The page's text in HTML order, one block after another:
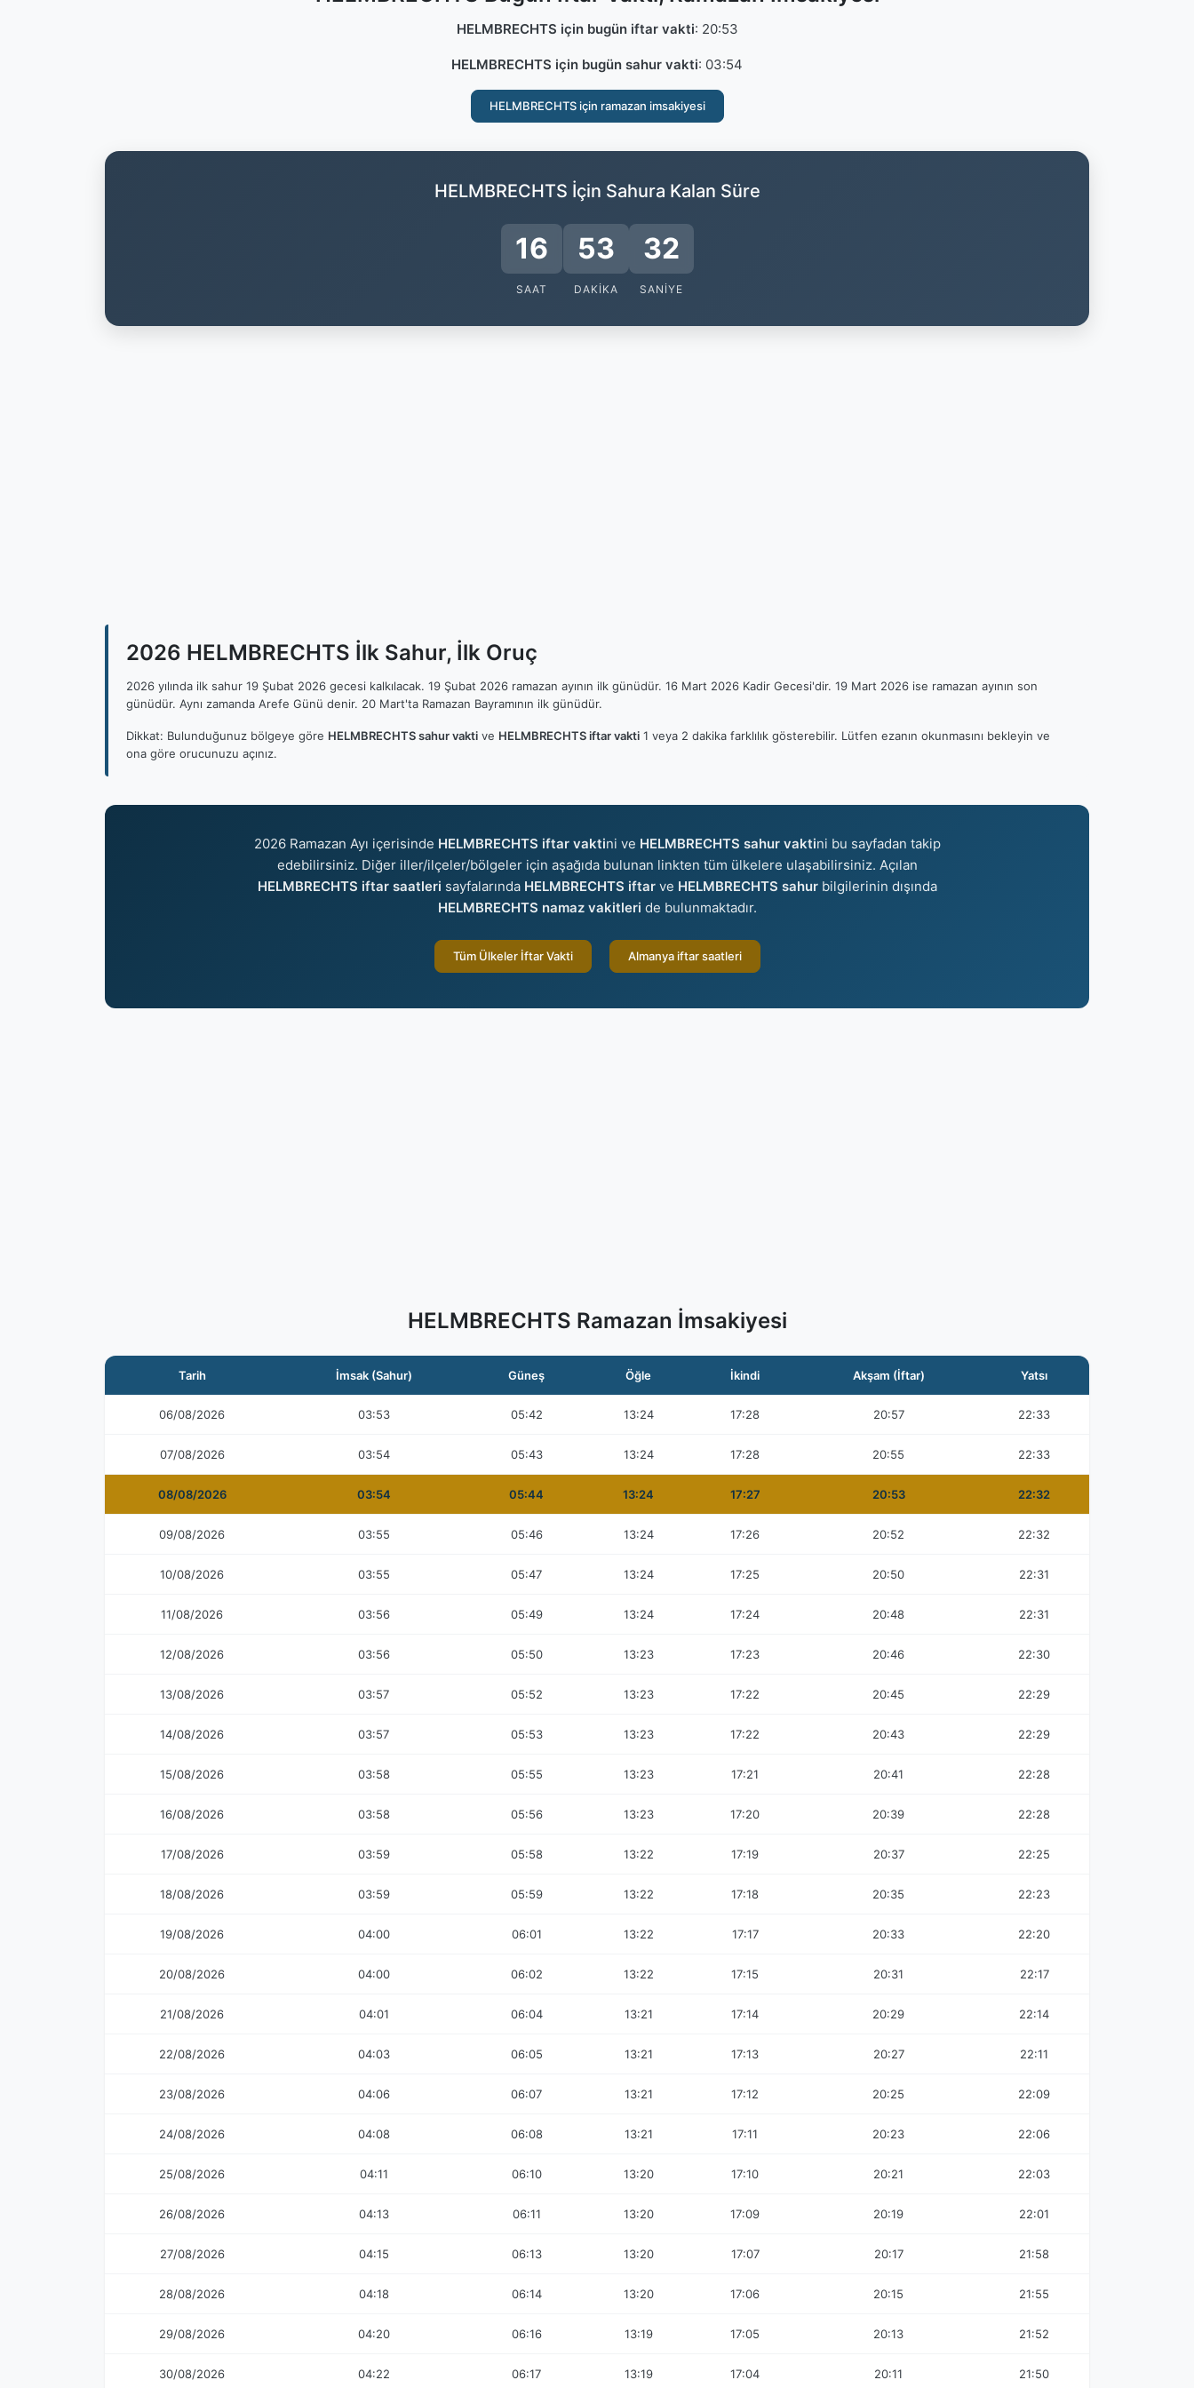
HELMBRECHTS için bugün iftar vakti: 20:53
HELMBRECHTS için bugün sahur vakti: 03:54
HELMBRECHTS için ramazan imsakiyesi
HELMBRECHTS İçin Sahura Kalan Süre
16
SAAT
53
DAKIKA
31
SANIYE
2026 HELMBRECHTS İlk Sahur, İlk Oruç
2026 yılında ilk sahur 19 Şubat 2026 gecesi kalkılacak. 19 Şubat 2026 ramazan ayının ilk günüdür. 16 Mart 2026 Kadir Gecesi'dir. 19 Mart 2026 ise ramazan ayının son
günüdür. Aynı zamanda Arefe Günü denir. 20 Mart'ta Ramazan Bayramının ilk günüdür.
Dikkat: Bulunduğunuz bölgeye göre HELMBRECHTS sahur vakti ve HELMBRECHTS iftar vakti 1 veya 2 dakika farklılık gösterebilir. Lütfen ezanın okunmasını bekleyin ve
ona göre orucunuzu açınız.
2026 Ramazan Ayı içerisinde HELMBRECHTS iftar vaktini ve HELMBRECHTS sahur vaktini bu sayfadan takip
edebilirsiniz. Diğer iller/ilçeler/bölgeler için aşağıda bulunan linkten tüm ülkelere ulaşabilirsiniz. Açılan
HELMBRECHTS iftar saatleri sayfalarında HELMBRECHTS iftarve HELMBRECHTS sahurbilgilerinin dışında
HELMBRECHTS namaz vakitleri de bulunmaktadır.
Tüm Ülkeler İftar Vakti Almanya iftar saatleri
HELMBRECHTS Ramazan İmsakiyesi
Tarih İmsak (Sahur) Güneş Öğle İkindi Akşam (İftar) Yatsı
06/08/2026 03:53 05:42 13:24 17:28 20:57 22:33
07/08/2026 03:54 05:43 13:24 17:28 20:55 22:33
08/08/2026 03:54 05:44 13:24 17:27 20:53 22:32
09/08/2026 03:55 05:46 13:24 17:26 20:52 22:32
10/08/2026 03:55 05:47 13:24 17:25 20:50 22:31
11/08/2026 03:56 05:49 13:24 17:24 20:48 22:31
12/08/2026 03:56 05:50 13:23 17:23 20:46 22:30
13/08/2026 03:57 05:52 13:23 17:22 20:45 22:29
14/08/2026 03:57 05:53 13:23 17:22 20:43 22:29
15/08/2026 03:58 05:55 13:23 17:21 20:41 22:28
16/08/2026 03:58 05:56 13:23 17:20 20:39 22:28
17/08/2026 03:59 05:58 13:22 17:19 20:37 22:25
18/08/2026 03:59 05:59 13:22 17:18 20:35 22:23
19/08/2026 04:00 06:01 13:22 17:17 20:33 22:20
20/08/2026 04:00 06:02 13:22 17:15 20:31 22:17
21/08/2026 04:01 06:04 13:21 17:14 20:29 22:14
22/08/2026 04:03 06:05 13:21 17:13 20:27 22:11
23/08/2026 04:06 06:07 13:21 17:12 20:25 22:09
24/08/2026 04:08 06:08 13:21 17:11 20:23 22:06
25/08/2026 04:11 06:10 13:20 17:10 20:21 22:03
26/08/2026 04:13 06:11 13:20 17:09 20:19 22:01
27/08/2026 04:15 06:13 13:20 17:07 20:17 21:58
28/08/2026 04:18 06:14 13:20 17:06 20:15 21:55
29/08/2026 04:20 06:16 13:19 17:05 20:13 21:52
30/08/2026 04:22 06:17 13:19 17:04 20:11 21:50